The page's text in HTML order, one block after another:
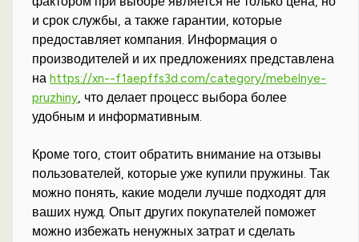
и срок службы, а также гарантии, которые
предоставляет компания. Информация о
производителей и их предложениях представлена
наhttps://xn--f1aepffs3d.com/category/mebelnye-
pruzhiny, что делает процесс выбора более
удобным и информативным.
Кроме того, стоит обратить внимание на отзывы
пользователей, которые уже купили пружины. Так
можно понять, какие модели лучше подходят для
ваших нужд. Опыт других покупателей поможет
можно избежать ненужных затрат и сделать